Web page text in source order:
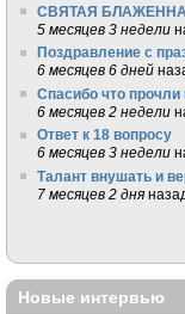
СВЯТАЯ
5 месяцев 3 недели
Поздравление с
6 месяцев 6 дней
Спасибо что прочли
6 месяцев 2 недели
Ответ к 18 вопросу
6 месяцев 3 недели
Талант внушать и
7 месяцев 2 дня
Новые интервью